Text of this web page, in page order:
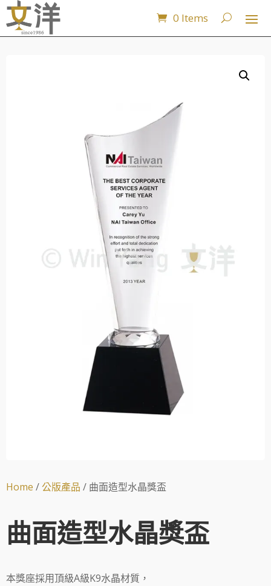
0 Items
Home /公版產品 / 曲面造型水晶獎盃
曲面造型水晶獎盃
本獎座採用頂級A級K9水晶材質，